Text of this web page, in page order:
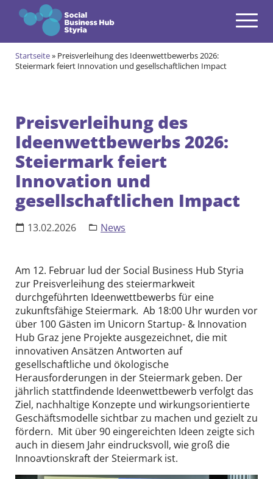
Themen
Gründungsprogramm
Community
Events & News open
Über uns
Startseite» Preisverleihung des Ideenwettbewerbs 2026:
Steiermark feiert Innovation und gesellschaftlichen Impact
Preisverleihung des
Ideenwettbewerbs 2026:
Steiermark feiert
Innovation und
gesellschaftlichen Impact
13.02.2026 News
Am 12. Februar lud der Social Business Hub Styria
zur Preisverleihung des steiermarkweit
durchgeführten Ideenwettbewerbs für eine
zukunftsfähige Steiermark. Ab 18:00 Uhr wurden vor
über 100 Gästen im Unicorn Startup- & Innovation
Hub Graz jene Projekte ausgezeichnet, die mit
innovativen Ansätzen Antworten auf
gesellschaftliche und ökologische
Herausforderungen in der Steiermark geben. Der
jährlich stattfindende Ideenwettbewerb verfolgt das
Ziel, nachhaltige Konzepte und wirkungsorientierte
Geschäftsmodelle sichtbar zu machen und gezielt zu
fördern. Mit über 90 eingereichten Ideen zeigte sich
auch in diesem Jahr eindrucksvoll, wie groß die
Innoavtionskraft der Steiermark ist.